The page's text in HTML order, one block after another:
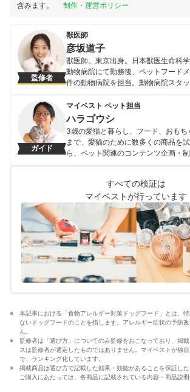
含みます。
制作・運営ポリシー
監修者
獣医師
彦坂道子
獣医師。東京出身。日本獣医生命科
動物病院にて勤務後、ペットフード
件の動物病院を担当。動物病院スタ
常勤講師。
彦坂道子のプロフィール
ガイド
マイベスト ペット担当
ハラゴウシ
3歳の愛猫と暮らし、フード、おもち
まで、愛猫のために数多くの商品を
ら、ペット関連のコンテンツ企画・
ハラゴウシのプロフィール
すべての検証は
マイベストが行っています
本記事における「食物アレルギー対策ドッグフード」とは、
ないドッグフードのことを指します。アレルギー症状の予防
ん。
監修者は「選び方」についてのみ監修をおこなっており、掲
スは監修者が選定したものではありません。マイベストが独
で、ランキング化しています。
掲載商品は選び方で記載した効果・効能があることを保証した
ご購入にあたっては、各商品に記載されている内容・商品説明